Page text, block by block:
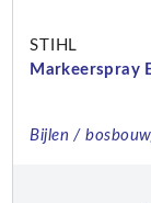
STIHL
Markeerspray
Bijlen /